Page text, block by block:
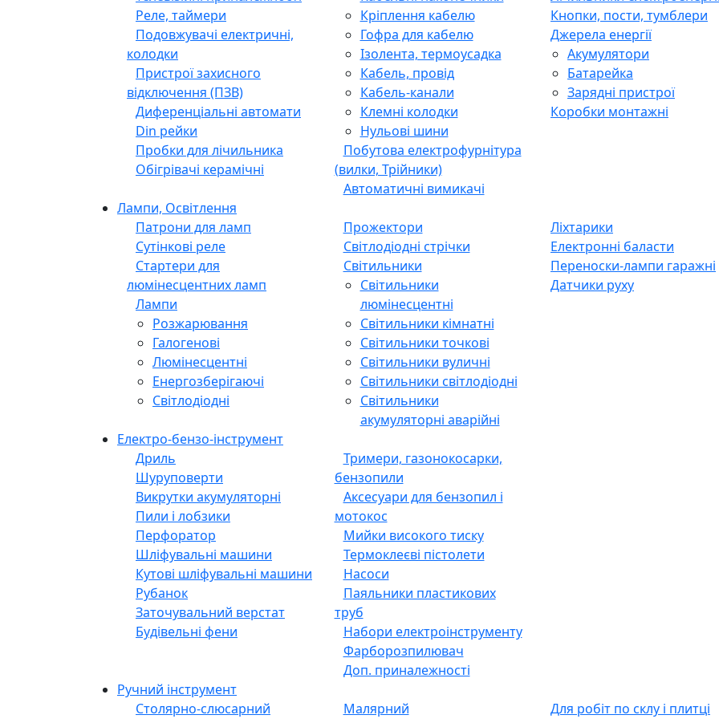
Сантехнічні аксесуари і
кріплення
Куточки
Подовжувачі
Електротовари
Розетки, Вимикачі
Телевізійні приналежності
Реле, таймери
Подовжувачі електричні,
колодки
Пристрої захисного
відключення (ПЗВ)
Диференціальні автомати
Din рейки
Пробки для лічильника
Обігрівачі керамічні
Кабель та аксесуари
Кабельні наконечники
Кріплення кабелю
Гофра для кабелю
Ізолента, термоусадка
Кабель, провід
Кабель-канали
Клемні колодки
Побутова електрофурнітура
(вилки, Трійники)
Автоматичні вимикачі
Щити розподільні
Лічильники
Кнопки, пости, тумблери
Джерела енергії
Лампи, Освітлення
Патрони для ламп
Сутінкові реле
Стартери для
люмінесцентних ламп
Лампи
Розжарювання
Галогенові
Люмінесцентні
Енергозберігаючі
Світлодіодні
Прожектори
Світлодіодні стрічки
Світильники
Світильники
люмінесцентні
Світильники кімнатні
Світильники точкові
Світильники світлодіодні
Світильники
акумуляторні аварійні
Електро-бензо-інструмент
Дриль
Шуруповерти
Викрутки акумуляторні
Пили і лобзики
Перфоратор
Шліфувальні машини
Рубанок
Заточувальний верстат
Тримери, газонокосарки,
бензопили
Аксесуари для бензопил і
мотокос
Мийки високого тиску
Термоклеєві пістолети
Насоси
Паяльники пластикових
труб